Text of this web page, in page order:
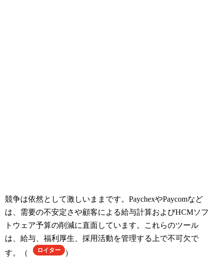
競争は依然として激しいままです。PaychexやPaycomなど
は、需要の不安定さや顧客による給与計算およびHCMソフ
トウェア予算の削減に直面しています。これらのツール
は、給与、福利厚生、採用活動を管理する上で不可欠で
す。（
ロイター ）